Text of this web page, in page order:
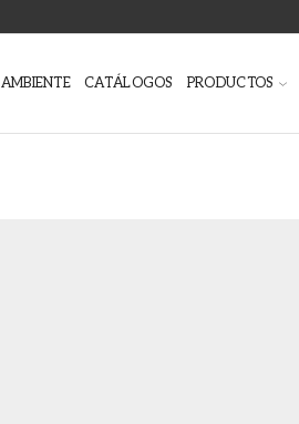
AMBIENTE CATÁLOGOS PRODUCTOS